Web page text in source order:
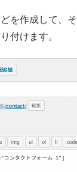
を作成して、そ
付けます。